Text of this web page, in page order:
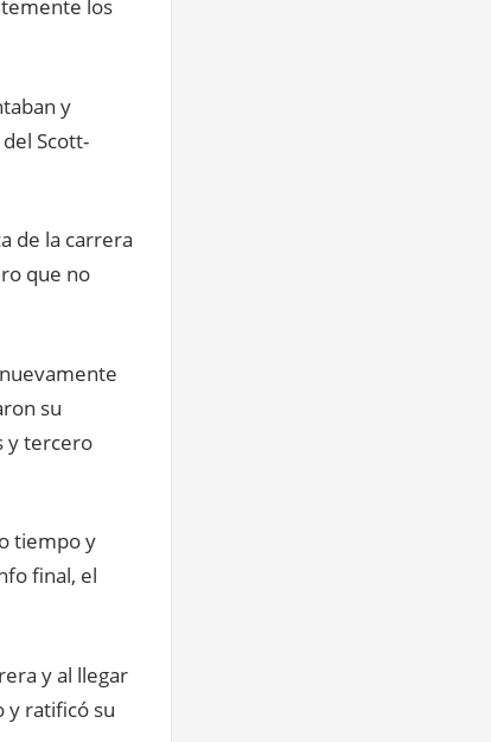
los
y
Scott-
de la carrera
que no
su
y tercero
tiempo y
final, el
y al llegar
y ratificó su